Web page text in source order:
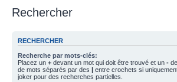
Rechercher
RECHERCHER
Recherche par mots-clés:
Placez un + devant un mot qui doit être trouvé et un -
de mots séparés par des | entre crochets si
joker pour des recherches partielles.